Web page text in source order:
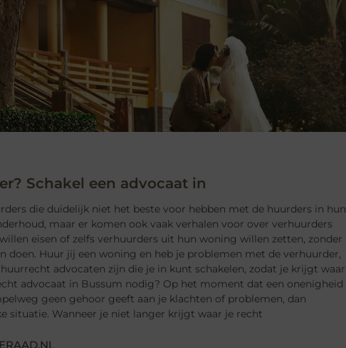
Schakel een advocaat in
die duidelijk niet het beste voor hebben met de huurders in hun
maar er komen ook vaak verhalen voor over verhuurders
eisen of zelfs verhuurders uit hun woning willen zetten, zonder
Huur jij een woning en heb je problemen met de verhuurder,
advocaten zijn die je in kunt schakelen, zodat je krijgt waar
advocaat in Bussum nodig? Op het moment dat een onenigheid
geen gehoor geeft aan je klachten of problemen, dan
situatie. Wanneer je niet langer krijgt waar je recht